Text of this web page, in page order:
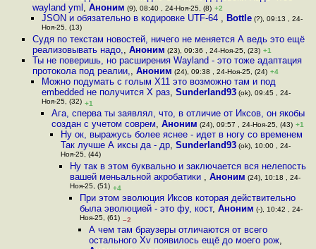
wayland yml , Аноним (9), 08:40 , 24-Ноя-25, (8) +2
JSON и обязательно в кодировке UTF-64 , Bottle (?), 09:13 , 24-
Ноя-25, (13)
Судя по текстам новостей, ничего не меняется А ведь это ещё
реализовывать надо,, Аноним (23), 09:36 , 24-Ноя-25, (23) +1
Ты не поверишь, но расширения Wayland - это тоже адаптация
протокола под реалии,, Аноним (24), 09:38 , 24-Ноя-25, (24) +4
Можно подумать с голым X11 это возможно там и под
embedded не получится X раз,Sunderland93 (ok), 09:45 , 24-
Ноя-25, (32) +1
Ага, сперва ты заявлял, что, в отличие от Иксов, он якобы
создан с учетом соврем, Аноним (24), 09:57 , 24-Ноя-25, (43) +1
Ну ок, выражусь более яснее - идет в ногу со временем
Так лучше А иксы да - др, Sunderland93(ok), 10:00 , 24-
Ноя-25, (44)
Ну так в этом буквально и заключается вся нелепость
вашей меньальной акробатики ,Аноним (24), 10:18 , 24-
Ноя-25, (51) +4
При этом эволюция Иксов которая действительно
была эволюцией - это фу, кост, Аноним (-), 10:42 , 24-
Ноя-25, (61) –2
А чем там браузеры отличаются от всего
остального Xv появилось ещё до моего рож,